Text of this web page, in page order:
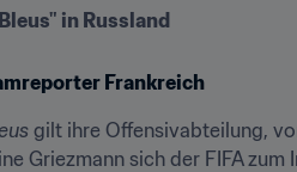
in Russland
Frankreich
gilt ihre Offensivabteilung,
Griezmann sich der FIFA zum